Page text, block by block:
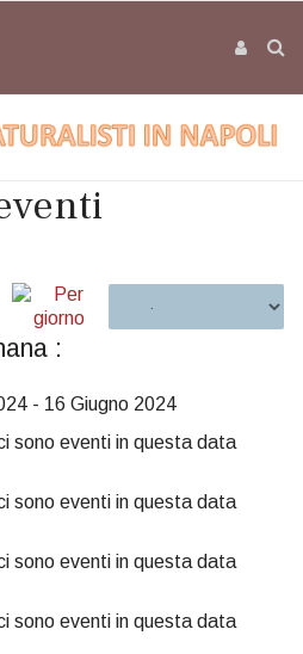
:
- 16 Giugno 2024
sono eventi in questa data
sono eventi in questa data
sono eventi in questa data
sono eventi in questa data